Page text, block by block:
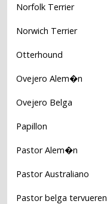
Norfolk Terrier
Norwich Terrier
Otterhound
Ovejero Alem�n
Ovejero Belga
Papillon
Pastor Alem�n
Pastor Australiano
Pastor belga tervueren